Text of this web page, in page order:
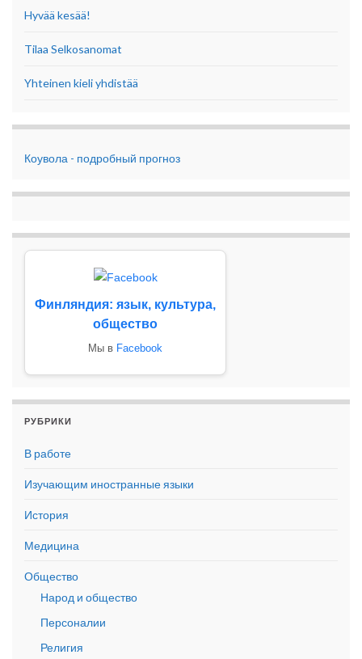
Hyvää kesää!
Tilaa Selkosanomat
Yhteinen kieli yhdistää
Коувола - подробный прогноз
Финляндия: язык, культура,
общество
Мы в Facebook
РУБРИКИ
В работе
Изучающим иностранные языки
История
Медицина
Общество
Народ и общество
Персоналии
Религия